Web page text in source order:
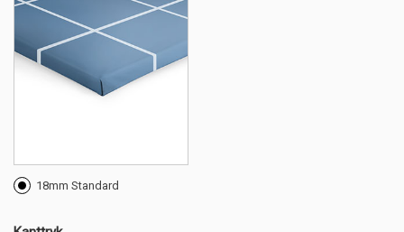
18mm Standard